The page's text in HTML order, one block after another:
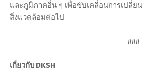
และภูมิภาคอื่น ๆ เพื่อขับเคลื่อนการเปลี่
สิ่งแวดล้อมต่อไป
###
เกี่ยวกับ DKSH